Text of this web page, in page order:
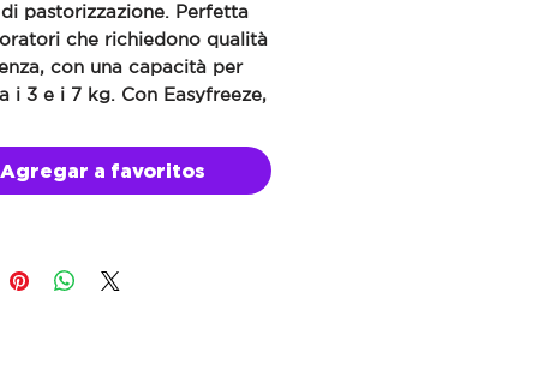
pastorizzazione. Perfetta
che richiedono qualità
con una capacità per
i 3 e i 7 kg. Con Easyfreeze,
automatizzati,
un gelato impeccabile in
ad acqua
Agregar a favoritos